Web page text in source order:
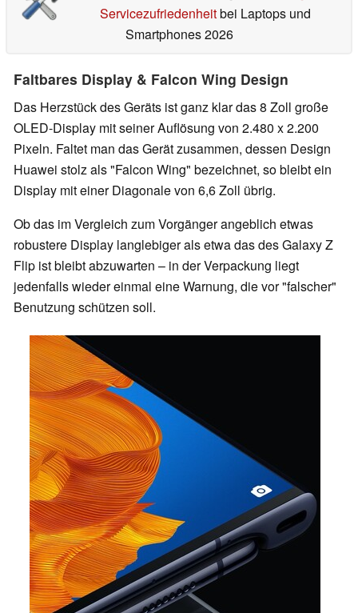
Servicezufriedenheitbei Laptops und
Smartphones 2026
Faltbares Display & Falcon Wing Design
Das Herzstück des Geräts ist ganz klar das 8 Zoll große
OLED-Display mit seiner Auflösung von 2.480 x 2.200
Pixeln. Faltet man das Gerät zusammen, dessen Design
Huawei stolz als "Falcon Wing" bezeichnet, so bleibt ein
Display mit einer Diagonale von 6,6 Zoll übrig.
Ob das im Vergleich zum Vorgänger angeblich etwas
robustere Display langlebiger als etwa das des Galaxy Z
Flip ist bleibt abzuwarten – in der Verpackung liegt
jedenfalls wieder einmal eine Warnung, die vor "falscher"
Benutzung schützen soll.